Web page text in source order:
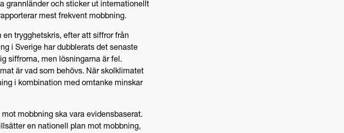
grannländer och sticker ut internationellt
mest frekvent mobbning.
trygghetskris, efter att siffror från
i Sverige har dubblerats det senaste
siffrorna, men lösningarna är fel.
är vad som behövs. När skolklimatet
i kombination med omtanke minskar
mobbning ska vara evidensbaserat.
en nationell plan mot mobbning,